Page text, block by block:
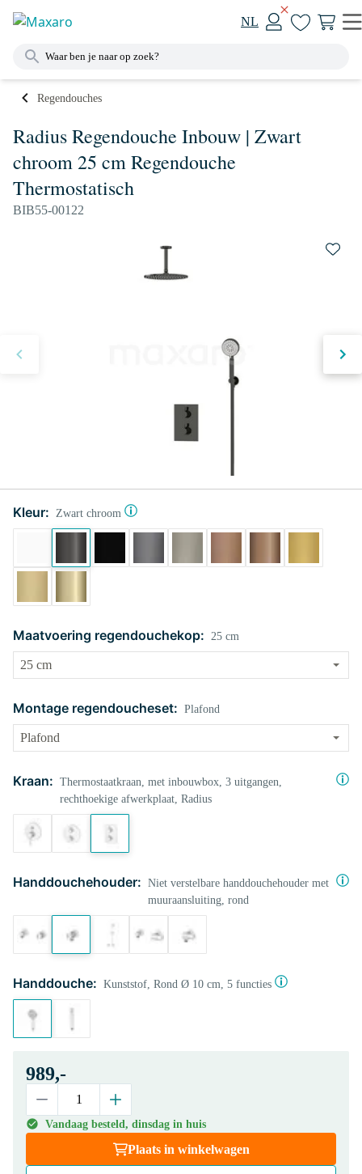
NL
Regendouches
Radius Regendouche Inbouw | Zwart
chroom 25 cm Regendouche
Thermostatisch
BIB55-00122
Kleur: Zwart chroom
Maatvoering regendouchekop: 25 cm
Montage regendoucheset: Plafond
Kraan: Thermostaatkraan, met inbouwbox, 3 uitgangen,
rechthoekige afwerkplaat, Radius
Handdouchehouder: Niet verstelbare handdouchehouder met
muuraansluiting, rond
Handdouche: Kunststof, Rond Ø 10 cm, 5 functies
989,-
Vandaag besteld, dinsdag in huis
Plaats in winkelwagen